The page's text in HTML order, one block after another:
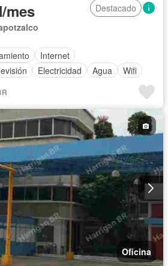
mes
Destacado
Internet
Electricidad Agua Wifi
Oficina